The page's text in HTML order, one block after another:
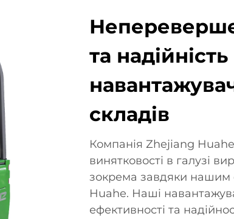
та
складів
Компанія Zhejiang
винятковості в галузі
зокрема завдяки нашим
Huahe. Наші
ефективності та